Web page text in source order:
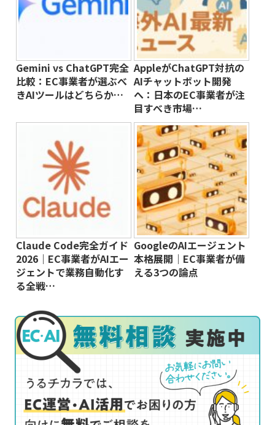
Gemini vs ChatGPT完全
比較：EC事業者が選ぶべ
きAIツールはどちらか…
AppleがChatGPT対抗の
AIチャットボット開発
へ：日本のEC事業者が注
目すべき市場…
Claude Code完全ガイド
2026｜EC事業者がAIエー
ジェントで業務自動化す
る全戦…
GoogleのAIエージェント
本格展開｜EC事業者が備
える3つの論点